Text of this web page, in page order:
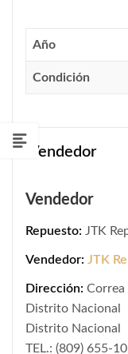
Año
Condición
Vendedor
Vendedor
Repuesto: JTK
Vendedor: JTK
Dirección: Correa
Distrito Nacional
Distrito Nacional
TEL.: (809) 655-